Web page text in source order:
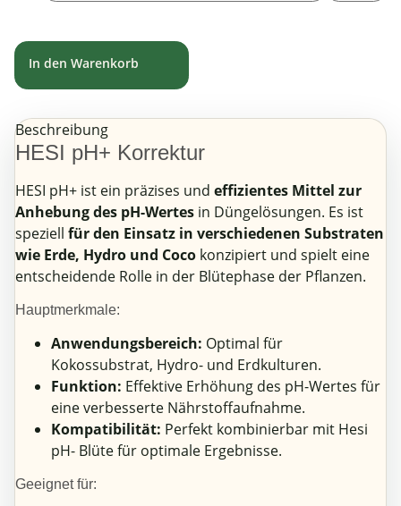
In den Warenkorb
Beschreibung
HESI pH+ Korrektur
HESI pH+ ist ein präzises und effizientes Mittel zur
Anhebung des pH-Wertes in Düngelösungen. Es ist
speziell für den Einsatz in verschiedenen Substraten
wie Erde, Hydro und Coco konzipiert und spielt eine
entscheidende Rolle in der Blütephase der Pflanzen.
Hauptmerkmale:
Anwendungsbereich: Optimal für
Kokossubstrat, Hydro- und Erdkulturen.
Funktion: Effektive Erhöhung des pH-Wertes für
eine verbesserte Nährstoffaufnahme.
Kompatibilität: Perfekt kombinierbar mit Hesi
pH- Blüte für optimale Ergebnisse.
Geeignet für: